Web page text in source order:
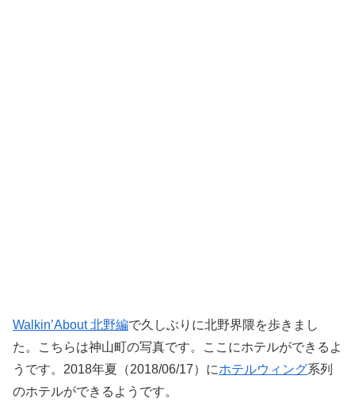
Walkin’About 北野編で久しぶりに北野界隈を歩きまし
た。こちらは神山町の写真です。ここにホテルができるよ
うです。2018年夏（2018/06/17）にホテルウィング系列
のホテルができるようです。